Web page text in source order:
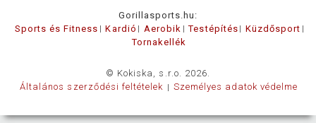
Gorillasports.hu:
Sports és Fitness
Kardió Aerobik Testépítés
Küzdősport
Tornakellék
© Kokiska, s.r.o. 2026.
Általános szerződési feltételek
Személyes adatok védelme